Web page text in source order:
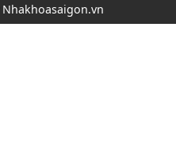
Nhakhoasaigon.vn